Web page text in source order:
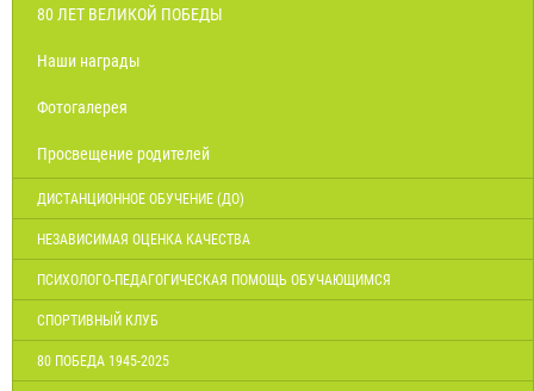
80 ЛЕТ ВЕЛИКОЙ ПОБЕДЫ
Наши награды
Фотогалерея
Просвещение родителей
ДИСТАНЦИОННОЕ ОБУЧЕНИЕ (ДО)
НЕЗАВИСИМАЯ ОЦЕНКА КАЧЕСТВА
ПСИХОЛОГО-ПЕДАГОГИЧЕСКАЯ ПОМОЩЬ ОБУЧАЮЩИМСЯ
СПОРТИВНЫЙ КЛУБ
80 ПОБЕДА 1945-2025